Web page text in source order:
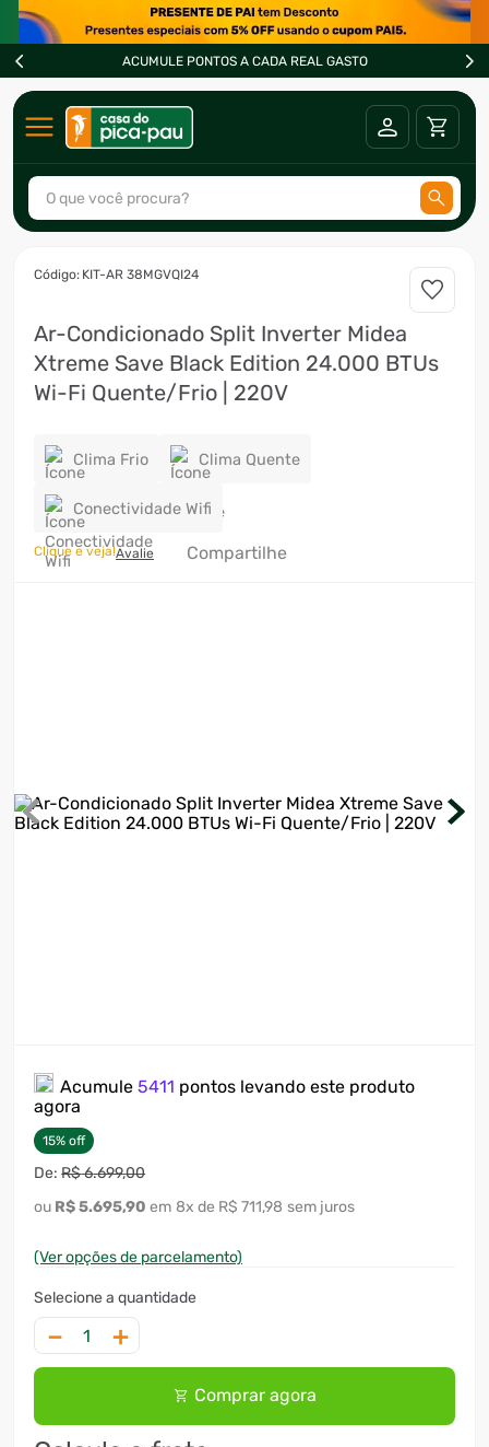
ACUMULE PONTOS A CADA REAL GASTO
O que você procura?
: KIT-AR 38MGVQI24
Ar-Condicionado Split Inverter Midea
Xtreme Save Black Edition 24.000 BTUs
Wi-Fi Quente/Frio | 220V
Clima Frio Clima Quente
Conectividade Wifi
Clique e veja!Avalie Compartilhe
Acumule 5411 pontos levando este produto
agora
15% off
R$6.699,00
R$5.695,90 8x R$ 711,98 sem juros
(Ver opções de parcelamento)
＋
－
Comprar agora
2º
freezer
3º
fogão
5º
cervejeira
7º
motosserra
8º
ventilador